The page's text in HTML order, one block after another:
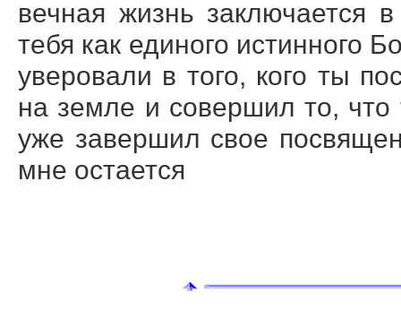
вечная жизнь заключается
тебя как единого истинного
уверовали в того, кого ты
на земле и совершил то,
уже завершил свое
мне остается